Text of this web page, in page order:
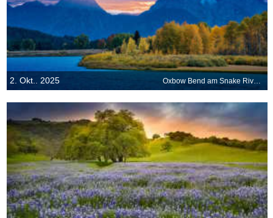
2. Okt.. 2025 Oxbow Bend am Snake River, Grand-Teton-Nationalpark, Wyoming, USA